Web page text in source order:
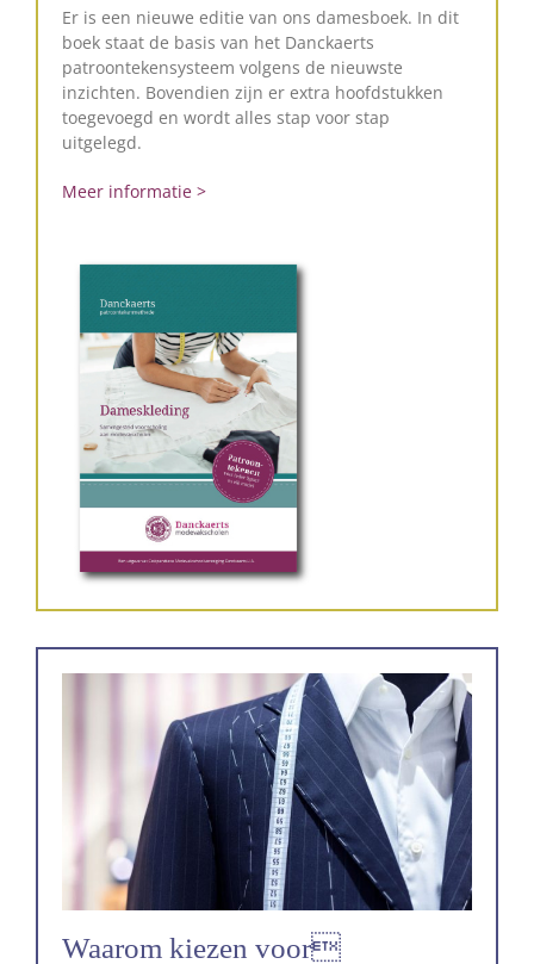
Er is een nieuwe editie van ons damesboek. In dit
boek staat de basis van het Danckaerts
patroontekensysteem volgens de nieuwste
inzichten. Bovendien zijn er extra hoofdstukken
toegevoegd en wordt alles stap voor stap
uitgelegd.
Meer informatie >
Waarom kiezen voor